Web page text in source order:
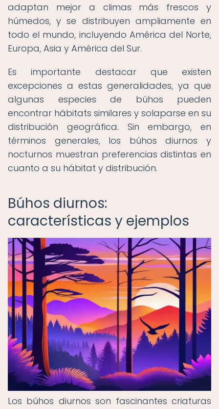
adaptan mejor a climas más frescos y
húmedos, y se distribuyen ampliamente en
todo el mundo, incluyendo América del Norte,
Europa, Asia y América del Sur.
Es importante destacar que existen
excepciones a estas generalidades, ya que
algunas especies de búhos pueden
encontrar hábitats similares y solaparse en su
distribución geográfica. Sin embargo, en
términos generales, los búhos diurnos y
nocturnos muestran preferencias distintas en
cuanto a su hábitat y distribución.
Búhos diurnos:
características y ejemplos
Los búhos diurnos son fascinantes criaturas